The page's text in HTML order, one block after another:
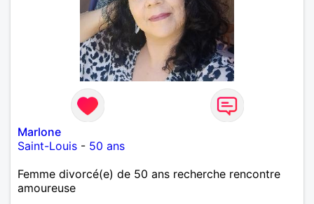
Marlone
Saint-Louis - 50 ans
Femme divorcé(e) de 50 ans recherche rencontre
amoureuse